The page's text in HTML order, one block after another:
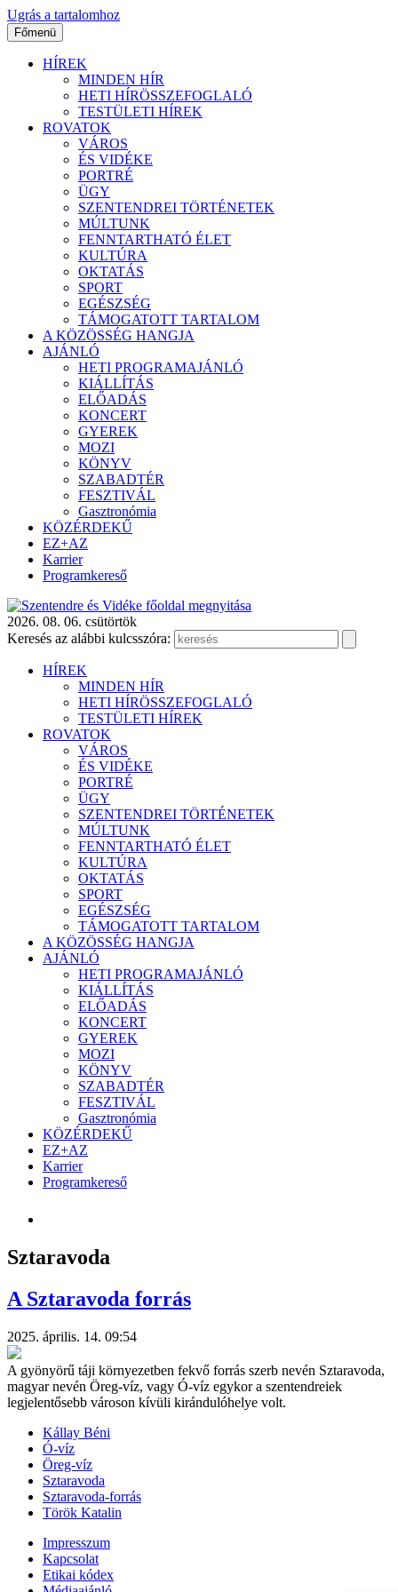
Ugrás a tartalomhoz
Főmenü
HÍREK
MINDEN HÍR
HETI HÍRÖSSZEFOGLALÓ
TESTÜLETI HÍREK
ROVATOK
VÁROS
ÉS VIDÉKE
PORTRÉ
ÜGY
SZENTENDREI TÖRTÉNETEK
MÚLTUNK
FENNTARTHATÓ ÉLET
KULTÚRA
OKTATÁS
SPORT
EGÉSZSÉG
TÁMOGATOTT TARTALOM
A KÖZÖSSÉG HANGJA
AJÁNLÓ
HETI PROGRAMAJÁNLÓ
KIÁLLÍTÁS
ELŐADÁS
KONCERT
GYEREK
MOZI
KÖNYV
SZABADTÉR
FESZTIVÁL
Gasztronómia
KÖZÉRDEKŰ
EZ+AZ
Karrier
Programkereső
2026. 08. 06. csütörtök
Keresés az alábbi kulcsszóra:
HÍREK
MINDEN HÍR
HETI HÍRÖSSZEFOGLALÓ
TESTÜLETI HÍREK
ROVATOK
VÁROS
ÉS VIDÉKE
PORTRÉ
ÜGY
SZENTENDREI TÖRTÉNETEK
MÚLTUNK
FENNTARTHATÓ ÉLET
KULTÚRA
OKTATÁS
SPORT
EGÉSZSÉG
TÁMOGATOTT TARTALOM
A KÖZÖSSÉG HANGJA
AJÁNLÓ
HETI PROGRAMAJÁNLÓ
KIÁLLÍTÁS
ELŐADÁS
KONCERT
GYEREK
MOZI
KÖNYV
SZABADTÉR
FESZTIVÁL
Gasztronómia
KÖZÉRDEKŰ
EZ+AZ
Karrier
Programkereső
Sztaravoda
A Sztaravoda forrás
2025. április. 14. 09:54
A gyönyörű táji környezetben fekvő forrás szerb nevén Sztaravoda,
magyar nevén Öreg-víz, vagy Ó-víz egykor a szentendreiek
legjelentősebb városon kívüli kirándulóhelye volt.
Kállay Béni
Ó-víz
Öreg-víz
Sztaravoda
Sztaravoda-forrás
Török Katalin
Impresszum
Kapcsolat
Etikai kódex